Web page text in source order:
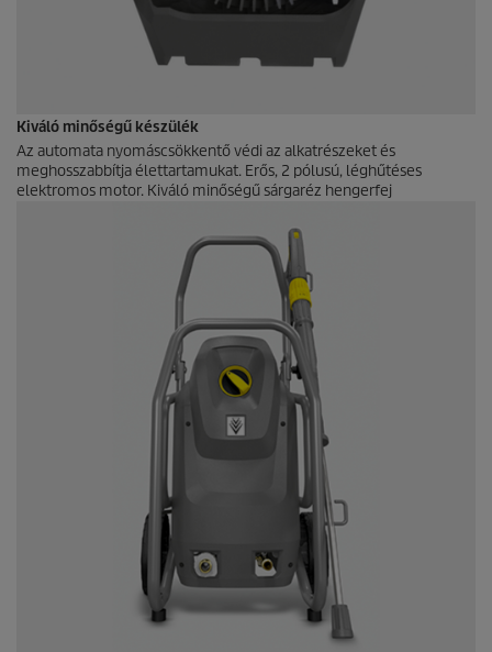
Kiváló minőségű készülék
Az automata nyomáscsökkentő védi az alkatrészeket és
meghosszabbítja élettartamukat. Erős, 2 pólusú, léghűtéses
elektromos motor. Kiváló minőségű sárgaréz hengerfej